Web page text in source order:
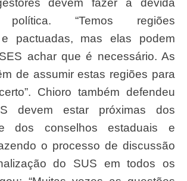
devem fazer a devida
política. “Temos regiões
pactuadas, mas elas podem
achar que é necessário. As
de assumir estas regiões para
Chioro também defendeu
devem estar próximas dos
dos conselhos estaduais e
o processo de discussão
do SUS em todos os